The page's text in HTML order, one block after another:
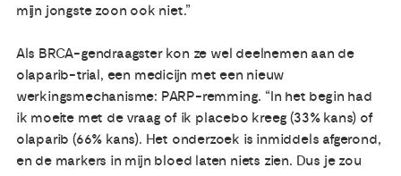
mijn jongste zoon ook niet.”
Als BRCA-gendraagster kon ze wel deelnemen aan de
olaparib-trial, een medicijn met een nieuw
werkingsmechanisme: PARP-remming. “In het begin had
ik moeite met de vraag of ik placebo kreeg (33% kans) of
olaparib (66% kans). Het onderzoek is inmiddels afgerond,
en de markers in mijn bloed laten niets zien. Dus je zou